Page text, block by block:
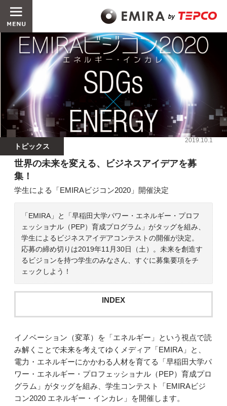
トピックス
2019.10.1
世界の未来を変える、ビジネスアイデアを募
集！
学生による「EMIRAビジコン2020」開催決定
「EMIRA」と「早稲田大学パワー・エネルギー・プロフ
ェッショナル（PEP）育成プログラム」がタッグを組み、
学生によるビジネスアイデアコンテストの開催が決定。
応募の締め切りは2019年11月30日（土）。未来を創造す
るビジョンを持つ学生のみなさん、すぐに募集要項をチ
ェックしよう！
INDEX
イノベーション（変革）を「エネルギー」という視点で読
み解くことで未来を考えてゆくメディア「EMIRA」と、
電力・エネルギーにかかわる人材を育てる「早稲田大学パ
ワー・エネルギー・プロフェッショナル（PEP）育成プロ
グラム」がタッグを組み、学生コンテスト「EMIRAビジ
コン2020 エネルギー・インカレ」を開催します。